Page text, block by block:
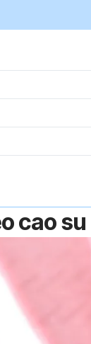
cao